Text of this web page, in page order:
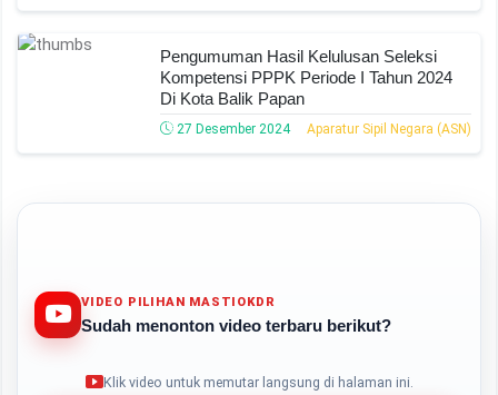
Pengumuman Hasil Kelulusan Seleksi
Kompetensi PPPK Periode I Tahun 2024
Di Kota Balik Papan
27 Desember 2024 Aparatur Sipil Negara (ASN)
VIDEO PILIHAN MASTIOKDR
Sudah menonton video terbaru berikut?
Klik video untuk memutar langsung di halaman ini.